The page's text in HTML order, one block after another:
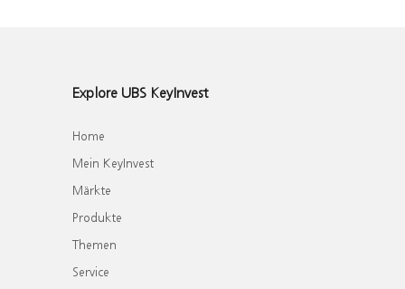
Explore UBS KeyInvest
Home
Mein KeyInvest
Märkte
Produkte
Themen
Service